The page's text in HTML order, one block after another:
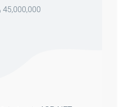
45,000,000 ریال